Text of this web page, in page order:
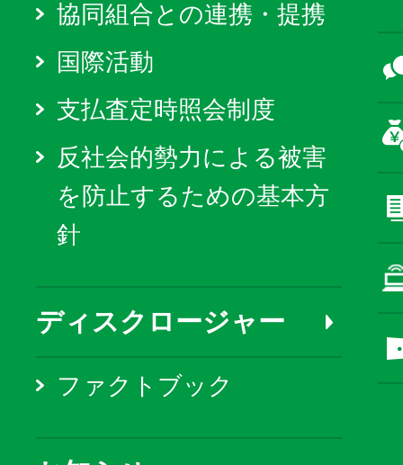
協同組合との連携・提携
国際活動
支払査定時照会制度
反社会的勢力による被害
を防止するための基本方
針
ディスクロージャー
ファクトブック